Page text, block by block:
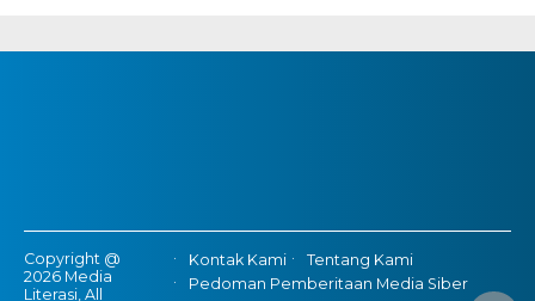
Copyright @
2026 Media
Literasi, All
Kontak Kami
Tentang Kami
Pedoman Pemberitaan Media Siber